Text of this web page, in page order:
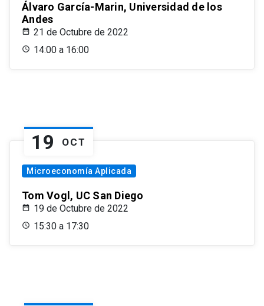
Álvaro García-Marin, Universidad de los
Andes
21 de Octubre de 2022
14:00 a 16:00
19 OCT
Microeconomía Aplicada
Tom Vogl, UC San Diego
19 de Octubre de 2022
15:30 a 17:30